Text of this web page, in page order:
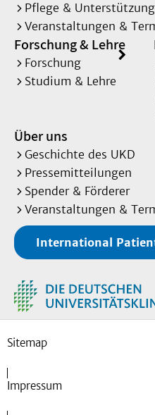
Pflege & Unterstützung
Veranstaltungen &
Forschung & Lehre
Forschung
Studium & Lehre
Über uns
Geschichte des UKD
Pressemitteilungen
Spender & Förderer
Veranstaltungen &
International
Sitemap
Impressum